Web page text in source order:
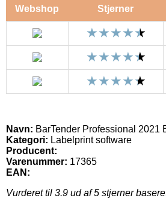
Webshop Stjerner
Navn: BarTender Professional 2021
Kategori: Labelprint software
Producent:
Varenummer: 17365
EAN:
Vurderet til 3.9 ud af 5 stjerner